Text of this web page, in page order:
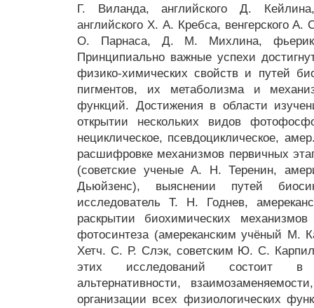
Г. Виланда, английского Д.
английского Х. А. Кребса, венгерского А.
О. Парнаса, Д. М. Михлина,
Принципиально важные успехи
физико-химических свойств и путей
пигментов, их метаболизма и
функций. Достижения в области
открытии нескольких видов
нециклическое, псевдоциклическое,
расшифровке механизмов первичных
(советские ученые А. Н. Теренин,
Дьюйзенс), выяснении путей
исследователь Т. Н. Годнев,
раскрытии биохимических
фотосинтеза (амереканским учёный М.
Хетч. С. Р. Слэк, советским Ю. С.
этих исследований состоит в
альтернативности,
организации всех физиологических